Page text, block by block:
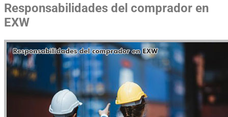
Responsabilidades del comprador en
EXW